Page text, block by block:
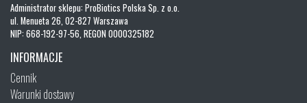
Administrator sklepu: ProBiotics Polska Sp. z o.o.
ul. Menueta 26, 02-827 Warszawa
NIP: 668-192-97-56, REGON 0000325182
INFORMACJE
Cennik
Warunki dostawy